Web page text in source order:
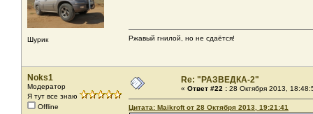
Шурик Ржавый гнилой, но не сдаётся!
Noks1
Модератор
Я тут все знаю
Offline
Re: "РАЗВЕДКА-2"
« Ответ #22 : 28 Октября 2013,
Цитата: Maikroft от 28 Октября 2013, 19:21:41